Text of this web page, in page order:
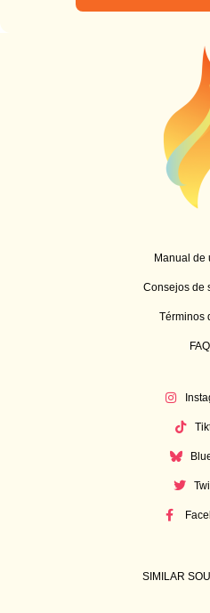
Manual de
Consejos de
Términos
FAQ
SIMILAR